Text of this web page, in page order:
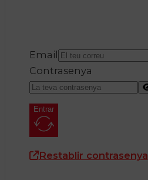
Email
Contrasenya
Entrar
Restablir contrasenya